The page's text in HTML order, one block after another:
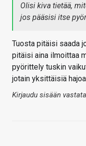
Olisi kiva tietää,
jos pääsisi itse
Tuosta pitäisi saada
pitäisi aina ilmoittaa
pyörittely tuskin
jotain yksittäisiä
Kirjaudu sisään